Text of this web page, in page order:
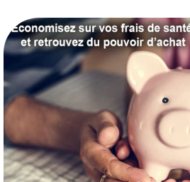
contenu